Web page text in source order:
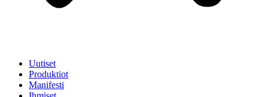
Uutiset
Produktiot
Manifesti